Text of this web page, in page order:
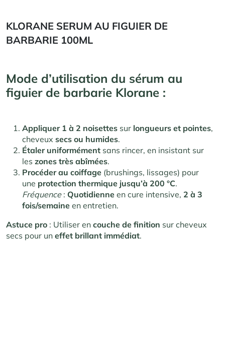
KLORANE SERUM AU FIGUIER DE
BARBARIE 100ML
Mode d’utilisation du sérum au
figuier de barbarie Klorane :
Appliquer 1 à 2 noisettes sur longueurs et pointes,
cheveux secs ou humides.
Étaler uniformément sans rincer, en insistant sur
les zones très abîmées.
Procéder au coiffage (brushings, lissages) pour
une protection thermique jusqu’à 200 °C.
Fréquence: Quotidienne en cure intensive, 2 à 3
fois/semaine en entretien.
Astuce pro : Utiliser en couche de finition sur cheveux
secs pour un effet brillant immédiat.